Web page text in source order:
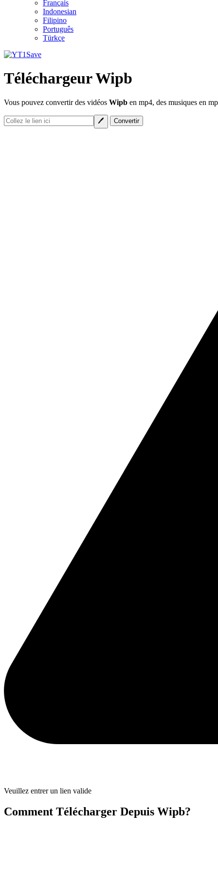
Français
Indonesian
Filipino
Português
Türkçe
Téléchargeur Wipb
Vous pouvez convertir des vidéos Wipb en mp4, des musiques en
Veuillez entrer un lien valide
Comment Télécharger Depuis Wipb?